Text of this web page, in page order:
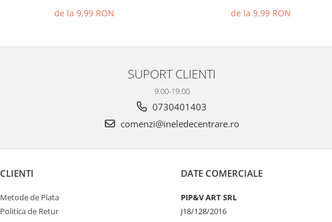
de la 9,99 RON de la 9,99 RON
SUPORT CLIENTI
9.00-19.00
0730401403
comenzi@ineledecentrare.ro
CLIENTI
Metode de Plata
Politica de Retur
DATE COMERCIALE
PIP&V ART SRL
J18/128/2016